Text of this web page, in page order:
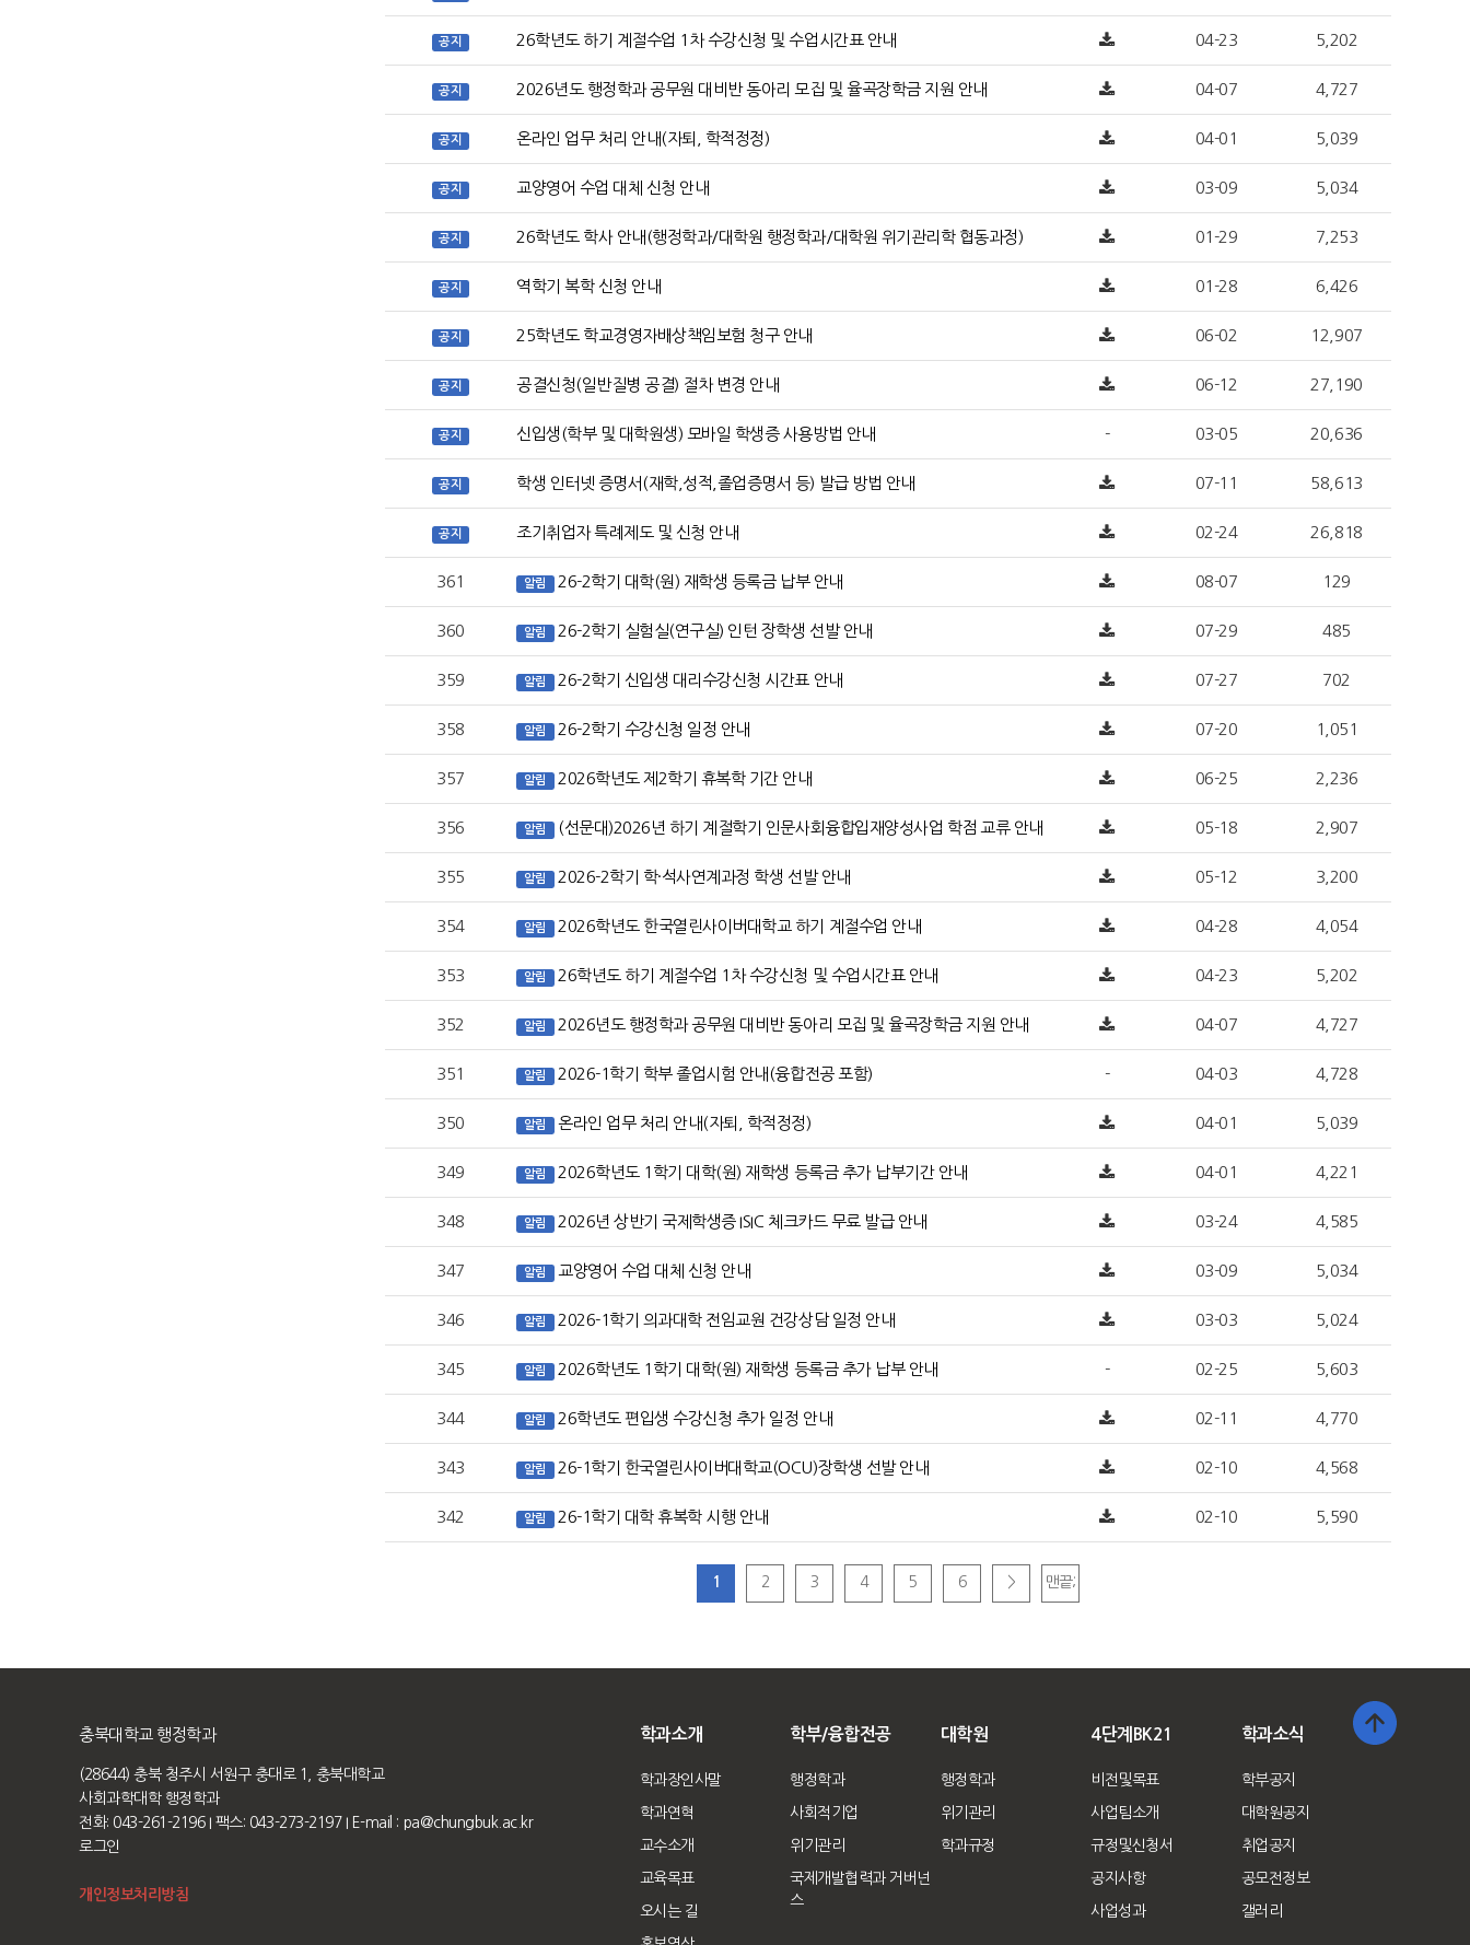
공지 26학년도 하기 계절수업 1차 수강신청 및 수업시간표 안내 04-23 5,202
공지 2026년도 행정학과 공무원 대비반 동아리 모집 및 율곡장학금 지원 안내 04-07 4,727
공지 온라인 업무 처리 안내(자퇴, 학적정정) 04-01 5,039
공지 교양영어 수업 대체 신청 안내 03-09 5,034
공지 26학년도 학사 안내(행정학과/대학원 행정학과/대학원 위기관리학 협동과정) 01-29 7,253
공지 역학기 복학 신청 안내 01-28 6,426
공지 25학년도 학교경영자배상책임보험 청구 안내 06-02 12,907
공지 공결신청(일반질병 공결) 절차 변경 안내 06-12 27,190
공지 신입생(학부 및 대학원생) 모바일 학생증 사용방법 안내 - 03-05 20,636
공지 학생 인터넷 증명서(재학,성적,졸업증명서 등) 발급 방법 안내 07-11 58,613
공지 조기취업자 특례제도 및 신청 안내 02-24 26,818
361 알림 26-2학기 대학(원) 재학생 등록금 납부 안내 08-07 129
360 알림 26-2학기 실험실(연구실) 인턴 장학생 선발 안내 07-29 485
359 알림 26-2학기 신입생 대리수강신청 시간표 안내 07-27 702
358 알림 26-2학기 수강신청 일정 안내 07-20 1,051
357 알림 2026학년도 제2학기 휴복학 기간 안내 06-25 2,236
356 알림 (선문대)2026년 하기 계절학기 인문사회융합입재양성사업 학점 교류 안내 05-18 2,907
355 알림 2026-2학기 학·석사연계과정 학생 선발 안내 05-12 3,200
354 알림 2026학년도 한국열린사이버대학교 하기 계절수업 안내 04-28 4,054
353 알림 26학년도 하기 계절수업 1차 수강신청 및 수업시간표 안내 04-23 5,202
352 알림 2026년도 행정학과 공무원 대비반 동아리 모집 및 율곡장학금 지원 안내 04-07 4,727
351 알림 2026-1학기 학부 졸업시험 안내(융합전공 포함) - 04-03 4,728
350 알림 온라인 업무 처리 안내(자퇴, 학적정정) 04-01 5,039
349 알림 2026학년도 1학기 대학(원) 재학생 등록금 추가 납부기간 안내 04-01 4,221
348 알림 2026년 상반기 국제학생증 ISIC 체크카드 무료 발급 안내 03-24 4,585
347 알림 교양영어 수업 대체 신청 안내 03-09 5,034
346 알림 2026-1학기 의과대학 전임교원 건강상담 일정 안내 03-03 5,024
345 알림 2026학년도 1학기 대학(원) 재학생 등록금 추가 납부 안내 - 02-25 5,603
344 알림 26학년도 편입생 수강신청 추가 일정 안내 02-11 4,770
343 알림 26-1학기 한국열린사이버대학교(OCU)장학생 선발 안내 02-10 4,568
342 알림 26-1학기 대학 휴복학 시행 안내 02-10 5,590
1 2 3 4 5 6 > 맨끝;
충북대학교 행정학과
(28644) 충북 청주시 서원구 충대로 1, 충북대학교
사회과학대학 행정학과
전화: 043-261-2196 I 팩스: 043-273-2197 I E-mail : pa@chungbuk.ac.kr
로그인
개인정보처리방침
학과소개
학과장인사말
학과연혁
교수소개
교육목표
오시는 길
학부/융합전공
행정학과
사회적기업
위기관리
국제개발협력과 거버넌
스
대학원
행정학과
위기관리
학과규정
4단계BK21
비전및목표
사업팀소개
규정및신청서
공지사항
사업성과
학과소식
학부공지
대학원공지
취업공지
공모전정보
갤러리